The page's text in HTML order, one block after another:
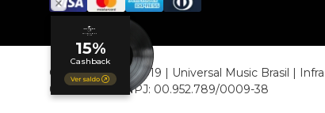
© COPYRIGHT 2019 | Universal Music Brasil |
06807-000 CNPJ: 00.952.789/0009-38